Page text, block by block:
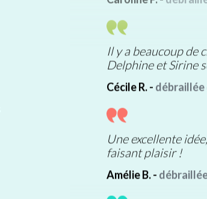
Il y a beaucoup de
Delphine et Sirine
Cécile R. -
Une excellente
faisant plaisir !
Amélie B. -débraillée